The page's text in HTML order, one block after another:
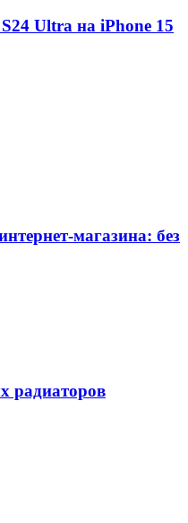
Ultra на iPhone 15
магазина: без
радиаторов